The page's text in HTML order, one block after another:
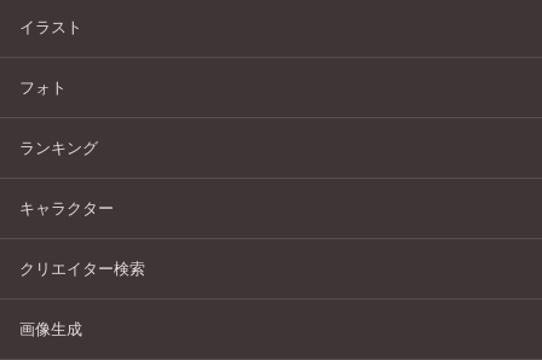
イラスト
フォト
ランキング
キャラクター
クリエイター検索
画像生成